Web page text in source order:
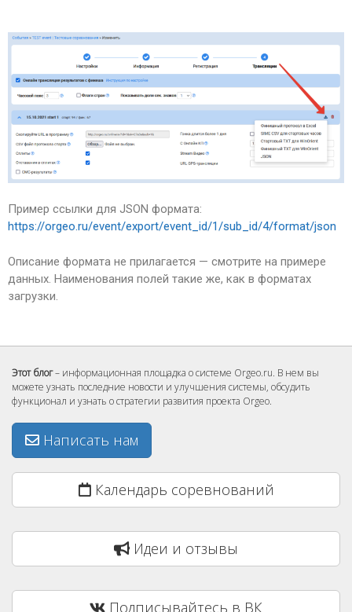
Пример ссылки для JSON формата:
https://orgeo.ru/event/export/event_id/1/sub_id/4/format/json
Описание формата не прилагается — смотрите на примере
данных. Наименования полей такие же, как в форматах
загрузки.
Этот блог– информационная площадка о системе Orgeo.ru. В нем вы
можете узнать последние новости и улучшения системы, обсудить
функционал и узнать о стратегии развития проекта Orgeo.
Написать нам
Календарь соревнований
Идеи и отзывы
Подписывайтесь в ВК